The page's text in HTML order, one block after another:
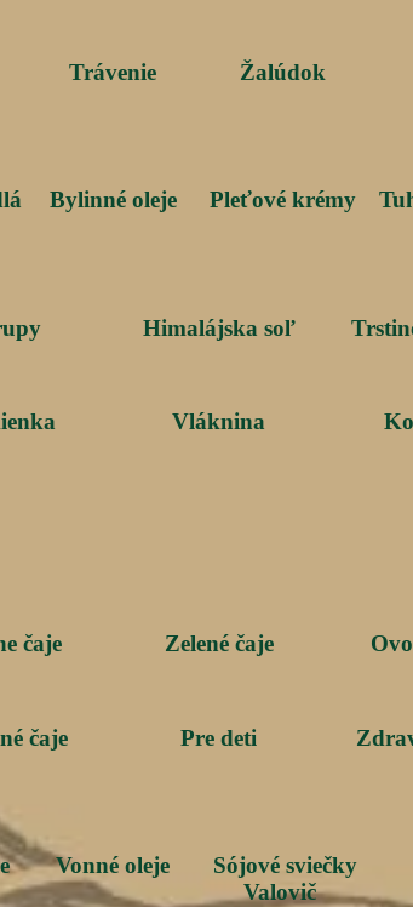
Trávenie Žalúdok
Bylinné oleje Pleťové krémy
Himalájska soľ
Vláknina
čaje Zelené čaje
čaje Pre deti
Vonné oleje
Sójové sviečky
Valovič